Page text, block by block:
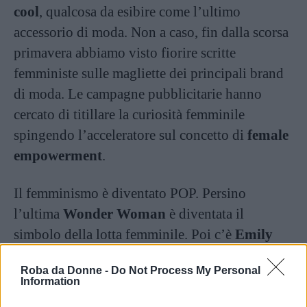
Roba da Donne - Do Not Process My Personal
Information
cool, qualcosa da esibire come l’ultimo
accessorio di moda. Non a caso, fin dalla scorsa
primavera abbiamo visto fiorire scritte
femministe sulle magliette dei principali brand
di moda. Le campagne pubblicitarie hanno
cercato di titillare la curiosità femminile
spingendo l’acceleratore sul concetto di female
empowerment.
Il femminismo è diventato POP. Persino
l’ultima Wonder Woman è diventata il
simbolo della lotta femminile. Poi c’è Emily
femminista mentre se ne sta seminuda e